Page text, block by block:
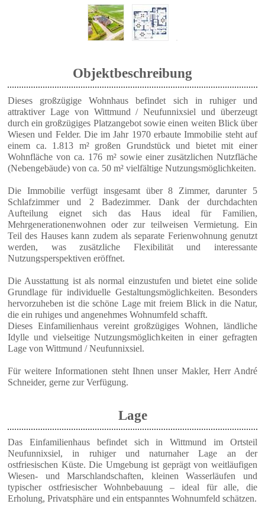
Objektbeschreibung
Dieses großzügige Wohnhaus befindet sich in ruhiger und
attraktiver Lage von Wittmund / Neufunnixsiel und überzeugt
durch ein großzügiges Platzangebot sowie einen weiten Blick über
Wiesen und Felder. Die im Jahr 1970 erbaute Immobilie steht auf
einem ca. 1.813 m² großen Grundstück und bietet mit einer
Wohnfläche von ca. 176 m² sowie einer zusätzlichen Nutzfläche
(Nebengebäude) von ca. 50 m² vielfältige Nutzungsmöglichkeiten.
Die Immobilie verfügt insgesamt über 8 Zimmer, darunter 5
Schlafzimmer und 2 Badezimmer. Dank der durchdachten
Aufteilung eignet sich das Haus ideal für Familien,
Mehrgenerationenwohnen oder zur teilweisen Vermietung. Ein
Teil des Hauses kann zudem als separate Ferienwohnung genutzt
werden, was zusätzliche Flexibilität und interessante
Nutzungsperspektiven eröffnet.
Die Ausstattung ist als normal einzustufen und bietet eine solide
Grundlage für individuelle Gestaltungsmöglichkeiten. Besonders
hervorzuheben ist die schöne Lage mit freiem Blick in die Natur,
die ein ruhiges und angenehmes Wohnumfeld schafft.
Dieses Einfamilienhaus vereint großzügiges Wohnen, ländliche
Idylle und vielseitige Nutzungsmöglichkeiten in einer gefragten
Lage von Wittmund / Neufunnixsiel.
Für weitere Informationen steht Ihnen unser Makler, Herr André
Schneider, gerne zur Verfügung.
Lage
Das Einfamilienhaus befindet sich in Wittmund im Ortsteil
Neufunnixsiel, in ruhiger und naturnaher Lage an der
ostfriesischen Küste. Die Umgebung ist geprägt von weitläufigen
Wiesen- und Marschlandschaften, kleinen Wasserläufen und
typischer ostfriesischer Wohnbebauung – ideal für alle, die
Erholung, Privatsphäre und ein entspanntes Wohnumfeld schätzen.